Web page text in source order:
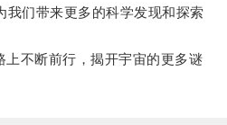
们带来更多的科学发现和探索
不断前行，揭开宇宙的更多谜